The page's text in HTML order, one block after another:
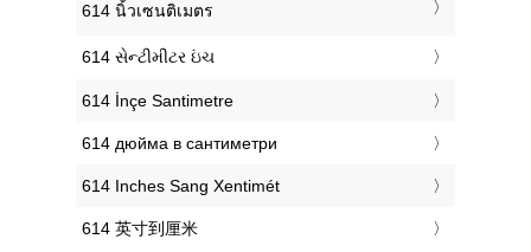
‎614 นิ้วเซนติเมตร
‎614 સેન્ટીમીટર ઇંચ
‎614 İnçe Santimetre
‎614 дюйма в сантиметри
‎614 Inches Sang Xentimét
‎614 英寸到厘米